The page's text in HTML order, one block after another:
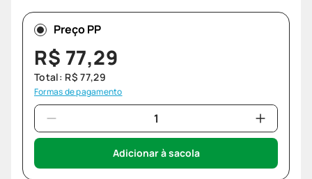
Preço PP
R$ 77,29
Total: R$ 77,29
Formas de pagamento
Adicionar à sacola